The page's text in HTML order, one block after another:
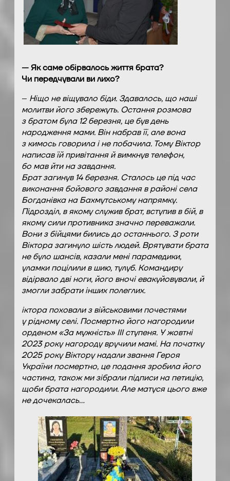
— Як саме обірвалось життя брата?
Чи передчували ви лихо?
– Ніщо не віщувало біди. Здавалось, що наші
молитви його збережуть. Остання розмова
з братом була 12 березня, це був день
народження мами. Він набрав її, але вона
з кимось говорила і не побачила. Тому Віктор
написав їй привітання й вимкнув телефон,
бо мав йти на завдання.
Брат загинув 14 березня. Сталось це під час
виконання бойового завдання в районі села
Богданівка на Бахмутському напрямку.
Підрозділ, в якому служив брат, вступив в бій, в
якому сили противника значно переважали.
Вони з бійцями бились до останнього. З роти
Віктора загинуло шість людей. Врятувати брата
не було шансів, казали мені парамедики,
уламки поцілили в шию, тулуб. Командиру
відірвало дві ноги, його вночі евакуйовували, й
змогли забрати інших полеглих.
іктора поховали з військовими почестями
у рідному селі. Посмертно його нагородили
орденом «За мужність» III ступеня. У жовтні
2023 року нагороду вручили мамі. На початку
2025 року Віктору надали звання Героя
України посмертно, це подання зробила його
частина, також ми зібрали підписи на петицію,
щоби брата нагородили. Але матуся цього вже
не дочекалась…